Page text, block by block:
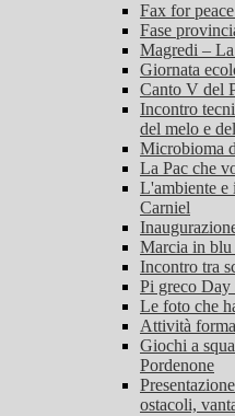
Fax for
Fase
Magredi –
Giornata
Canto V del
Incontro
del melo e
Microbioma
La Pac che
L'ambiente e
Carniel
Marcia in blu
Incontro tra
Pi greco Day
Le foto che
Attività
Giochi a
Pordenone
ostacoli,